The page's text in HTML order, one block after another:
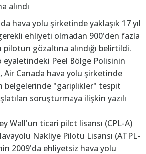
alındı
hava yolu şirketinde yaklaşık 17 yıl
ehliyeti olmadan 900'den fazla
gözaltına alındığı belirtildi.
eyaletindeki Peel Bölge Polisinin
Canada hava yolu şirketinde
belgelerinde "gariplikler" tespit
soruşturmaya ilişkin yazılı
Wall'un ticari pilot lisansı (CPL-A)
Nakliye Pilotu Lisansı (ATPL-
2009'da ehliyetsiz hava yolu